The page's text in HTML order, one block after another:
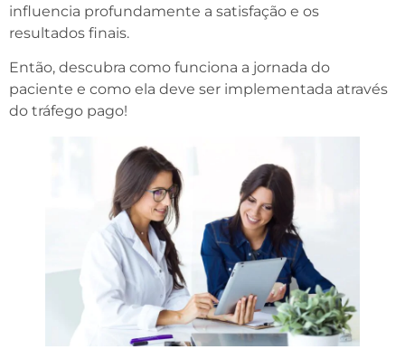
influencia profundamente a satisfação e os
resultados finais.
Então, descubra como funciona a jornada do
paciente e como ela deve ser implementada através
do tráfego pago!